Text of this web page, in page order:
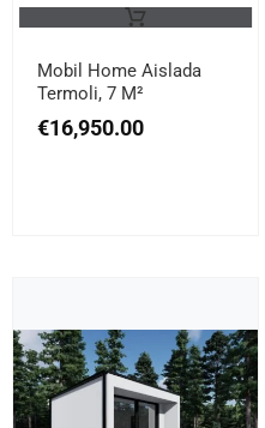
Mobil Home Aislada
Termoli, 7 M²
€16,950.00